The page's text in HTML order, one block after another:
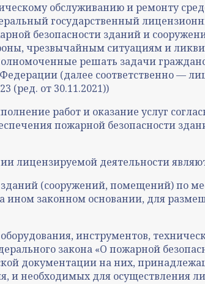
обслуживанию и ремонту
государственный
безопасности зданий и
чрезвычайным ситуациям и
решать задачи
(далее соответственно —
(ред. от 30.11.2021))
работ и оказание услуг
пожарной безопасности
лицензируемой деятельности
(сооружений, помещений) по
законном основании, для
инструментов,
закона «О пожарной
документации на них,
и необходимых для осуществления